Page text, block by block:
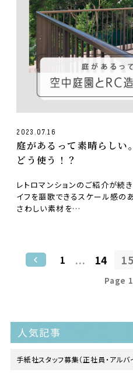
2023.07.16
庭があるって素晴らし
どう使う！？
レトロマンションのご紹介が続
イフを謳歌できるスケール感
さわしい素材を…
1 ... 14 15
Page
人気記事
手紙社スタッフ募集（正社員・アル